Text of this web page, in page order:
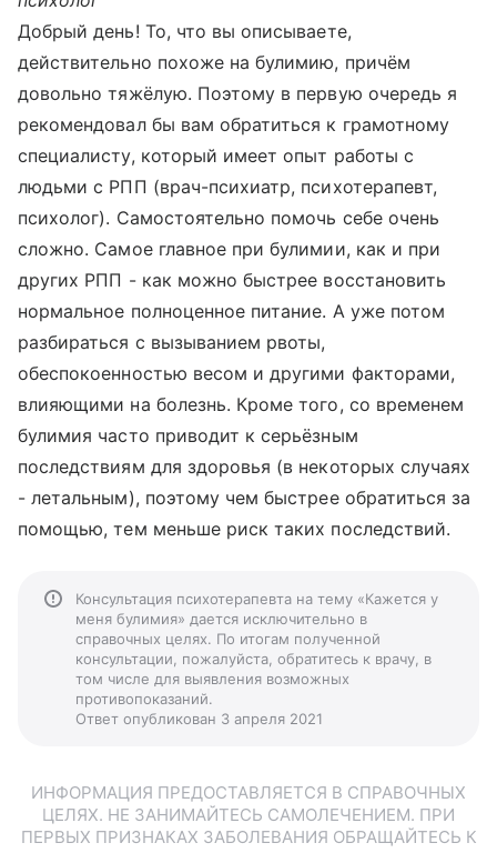
Добрый день! То, что вы описываете,
действительно похоже на булимию, причём
довольно тяжёлую. Поэтому в первую очередь я
рекомендовал бы вам обратиться к грамотному
специалисту, который имеет опыт работы с
людьми с РПП (врач-психиатр, психотерапевт,
психолог). Самостоятельно помочь себе очень
сложно. Самое главное при булимии, как и при
других РПП - как можно быстрее восстановить
нормальное полноценное питание. А уже потом
разбираться с вызыванием рвоты,
обеспокоенностью весом и другими факторами,
влияющими на болезнь. Кроме того, со временем
булимия часто приводит к серьёзным
последствиям для здоровья (в некоторых случаях
- летальным), поэтому чем быстрее обратиться за
помощью, тем меньше риск таких последствий.
Консультация психотерапевта на тему «Кажется у
меня булимия» дается исключительно в
справочных целях. По итогам полученной
консультации, пожалуйста, обратитесь к врачу, в
том числе для выявления возможных
противопоказаний.
Ответ опубликован 3 апреля 2021
ИНФОРМАЦИЯ ПРЕДОСТАВЛЯЕТСЯ В СПРАВОЧНЫХ
ЦЕЛЯХ. НЕ ЗАНИМАЙТЕСЬ САМОЛЕЧЕНИЕМ. ПРИ
ПЕРВЫХ ПРИЗНАКАХ ЗАБОЛЕВАНИЯ ОБРАЩАЙТЕСЬ К